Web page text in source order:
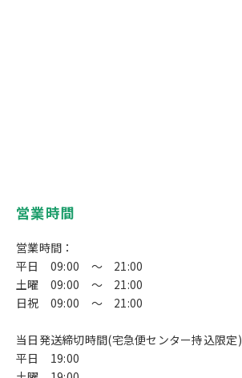
営業時間
営業時間：
平日 09:00 ～ 21:00
土曜 09:00 ～ 21:00
日祝 09:00 ～ 21:00
当日発送締切時間(宅急便センター持込限定)
平日 19:00